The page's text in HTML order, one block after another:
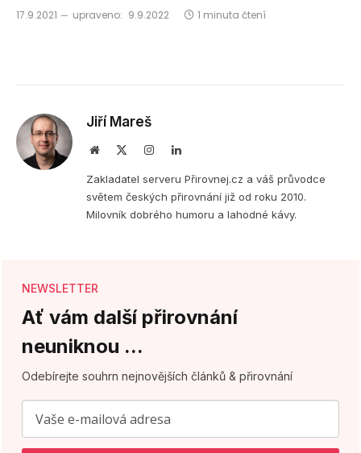
17.9.2021 upraveno: 9.9.2022 1 minuta čtení
Jiří Mareš
Webová
InstagramLinkedIn
Zakladatel serveru Přirovnej.cz a váš průvodce
světem českých přirovnání již od roku 2010.
Milovník dobrého humoru a lahodné kávy.
NEWSLETTER
Ať vám další přirovnání
neuniknou ...
Odebírejte souhrn nejnovějších článků & přirovnání